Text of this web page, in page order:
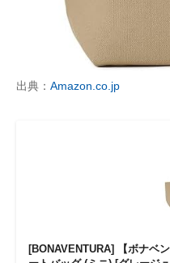
出典： Amazon.co.jp
[BONAVENTURA] 【ボナベ